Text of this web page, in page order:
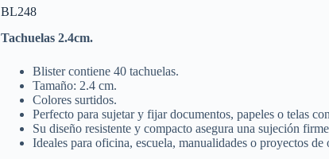
BL248
Tachuelas 2.4cm.
Blister contiene 40 tachuelas.
Tamaño: 2.4 cm.
Colores surtidos.
Perfecto para sujetar y fijar documentos, papeles o telas
Su diseño resistente y compacto asegura una sujeción
Ideales para oficina, escuela, manualidades o proyectos de